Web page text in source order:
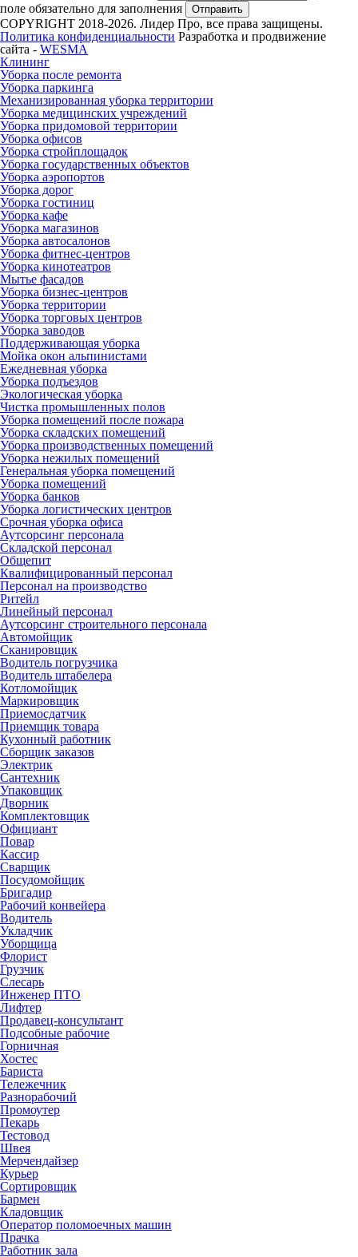
поле обязательно для заполнения
Отправить
COPYRIGHT 2018-2026. Лидер Про, все права защищены.
Политика конфиденциальности Разработка и продвижение
сайта - WESMA
Клининг
Уборка после ремонта
Уборка паркинга
Механизированная уборка территории
Уборка медицинских учреждений
Уборка придомовой территории
Уборка офисов
Уборка стройплощадок
Уборка государственных объектов
Уборка аэропортов
Уборка дорог
Уборка гостиниц
Уборка кафе
Уборка магазинов
Уборка автосалонов
Уборка фитнес-центров
Уборка кинотеатров
Мытье фасадов
Уборка бизнес-центров
Уборка территории
Уборка торговых центров
Уборка заводов
Поддерживающая уборка
Мойка окон альпинистами
Ежедневная уборка
Уборка подъездов
Экологическая уборка
Чистка промышленных полов
Уборка помещений после пожара
Уборка складских помещений
Уборка производственных помещений
Уборка нежилых помещений
Генеральная уборка помещений
Уборка помещений
Уборка банков
Уборка логистических центров
Срочная уборка офиса
Аутсорсинг персонала
Складской персонал
Общепит
Квалифицированный персонал
Персонал на производство
Ритейл
Линейный персонал
Аутсорсинг строительного персонала
Автомойщик
Сканировщик
Водитель погрузчика
Водитель штабелера
Котломойщик
Маркировщик
Приемосдатчик
Приемщик товара
Кухонный работник
Сборщик заказов
Электрик
Сантехник
Упаковщик
Дворник
Комплектовщик
Официант
Повар
Кассир
Сварщик
Посудомойщик
Бригадир
Рабочий конвейера
Водитель
Укладчик
Уборщица
Флорист
Грузчик
Слесарь
Инженер ПТО
Лифтер
Продавец-консультант
Подсобные рабочие
Горничная
Хостес
Бариста
Тележечник
Разнорабочий
Промоутер
Пекарь
Тестовод
Швея
Мерчендайзер
Курьер
Сортировщик
Бармен
Кладовщик
Оператор поломоечных машин
Прачка
Работник зала